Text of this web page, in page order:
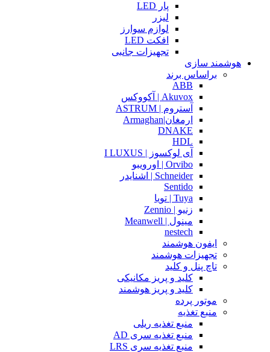
پار LED
لیزر
لوازم سوارز
افکت LED
تجهیزات جانبی
هوشمند سازی
براساس برند
ABB
Akuvox | آکووکس
آستروم | ASTRUM
ارمغان|Armaghan
DNAKE
HDL
آی لوکسوز | I LUXUS
Orvibo | اورویبو
Schneider | اشنایدر
Sentido
Tuya | تویا
زنیو | Zennio
مینول | Meanwell
nestech
ایفون هوشمند
تجهیزات هوشمند
تاچ پنل و کلید
کلید و پریز مکانیکی
کلید و پریز هوشمند
موتور پرده
منبع تغذیه
منبع تغذیه ریلی
منبع تغذیه سری AD
منبع تغذیه سری LRS